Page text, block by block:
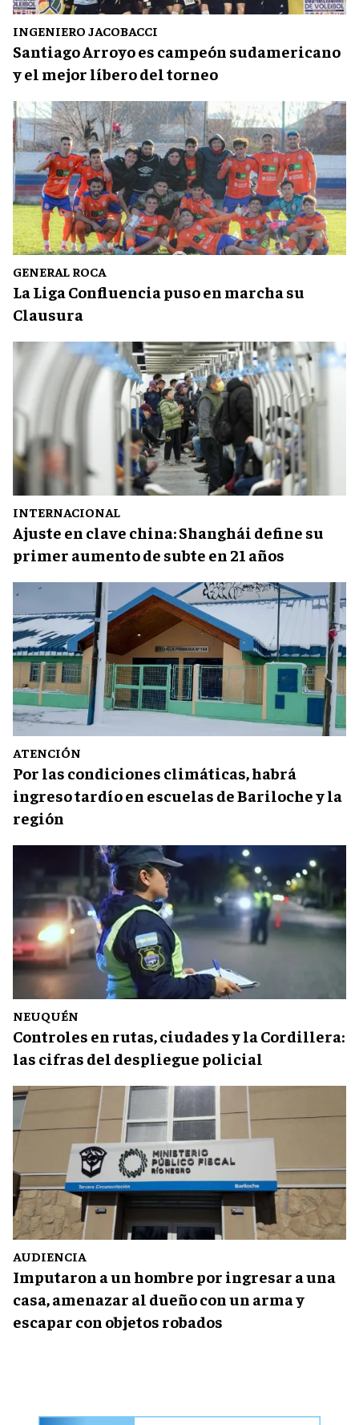
INGENIERO JACOBACCI
Santiago Arroyo es campeón sudamericano
y el mejor líbero del torneo
GENERAL ROCA
La Liga Confluencia puso en marcha su
Clausura
INTERNACIONAL
Ajuste en clave china: Shanghái define su
primer aumento de subte en 21 años
ATENCIÓN
Por las condiciones climáticas, habrá
ingreso tardío en escuelas de Bariloche y la
región
NEUQUÉN
Controles en rutas, ciudades y la Cordillera:
las cifras del despliegue policial
AUDIENCIA
Imputaron a un hombre por ingresar a una
casa, amenazar al dueño con un arma y
escapar con objetos robados